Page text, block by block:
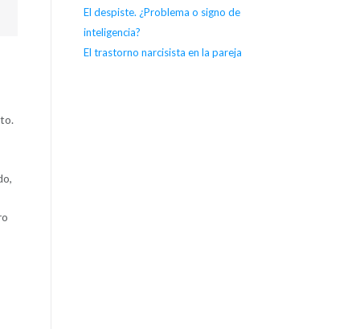
El despiste. ¿Problema o signo de
inteligencia?
El trastorno narcisista en la pareja